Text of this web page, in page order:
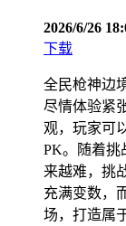
2026/6/26
下载
全民枪神边
尽情体验紧
观，玩家可
PK。随着挑
来越难，挑
充满变数，
场，打造属